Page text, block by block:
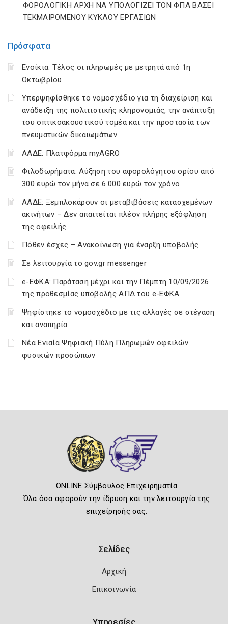
Πρόσφατα
Ενοίκια: Τέλος οι πληρωμές με μετρητά από 1η
Οκτωβρίου
Υπερψηφίσθηκε το νομοσχέδιο για τη διαχείριση και
ανάδειξη της πολιτιστικής κληρονομιάς, την ανάπτυξη
του οπτικοακουστικού τομέα και την προστασία των
πνευματικών δικαιωμάτων
ΑΑΔΕ: Πλατφόρμα myAGRO
Φιλοδωρήματα: Αύξηση του αφορολόγητου ορίου από
300 ευρώ τον μήνα σε 6.000 ευρώ τον χρόνο
ΑΑΔΕ: Ξεμπλοκάρουν οι μεταβιβάσεις κατασχεμένων
ακινήτων – Δεν απαιτείται πλέον πλήρης εξόφληση
της οφειλής
Πόθεν έσχες – Ανακοίνωση για έναρξη υποβολής
Σε λειτουργία το gov.gr messenger
e-ΕΦΚΑ: Παράταση μέχρι και την Πέμπτη 10/09/2026
της προθεσμίας υποβολής ΑΠΔ του e-ΕΦΚΑ
Ψηφίστηκε το νομοσχέδιο με τις αλλαγές σε στέγαση
και αναπηρία
Νέα Ενιαία Ψηφιακή Πύλη Πληρωμών οφειλών
φυσικών προσώπων
ΦΟΡΟΛΟΓΙΚΗ ΑΡΧΗ ΝΑ ΥΠΟΛΟΓΙΖΕΙ ΤΟΝ ΦΠΑ ΒΑΣΕΙ
ΤΕΚΜΑΙΡΟΜΕΝΟΥ ΚΥΚΛΟΥ ΕΡΓΑΣΙΩΝ
ONLINE Σύμβουλος Επιχειρηματία
Όλα όσα αφορούν την ίδρυση και την λειτουργία της
επιχείρησής σας.
Σελίδες
Αρχική
Επικοινωνία